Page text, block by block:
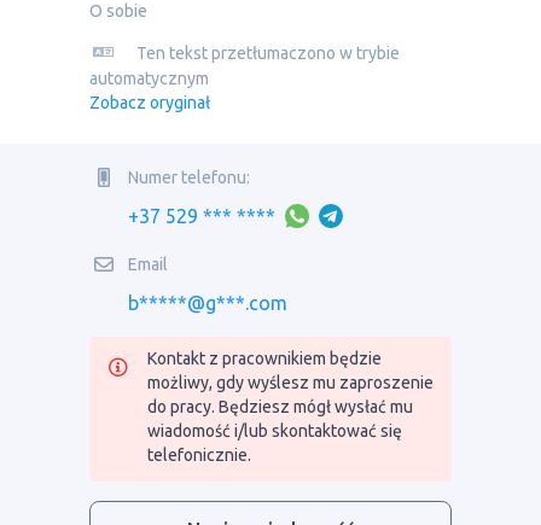
O sobie
Ten tekst przetłumaczono w trybie
automatycznym
Zobacz oryginał
Numer telefonu:
+37 529 *** ****
Email
b*****@g***.com
Kontakt z pracownikiem będzie
możliwy, gdy wyślesz mu zaproszenie
do pracy. Będziesz mógł wysłać mu
wiadomość i/lub skontaktować się
telefonicznie.